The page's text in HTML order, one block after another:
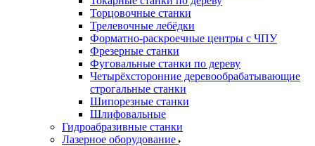
Торцовочные станки
Трелевочные лебёдки
Форматно-раскроечные центры с ЧПУ
Фрезерные станки
Фуговальные станки по дереву
Четырёхсторонние деревообрабатывающие
строгальные станки
Шипорезные станки
Шлифовальные
Гидроабразивные станки
Лазерное оборудование